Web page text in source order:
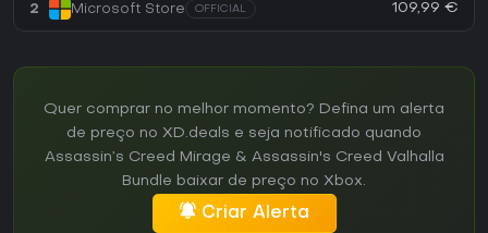
2 Microsoft Store OFFICIAL 109,99 €
Quer comprar no melhor momento? Defina um alerta
de preço no XD.deals e seja notificado quando
Assassin’s Creed Mirage & Assassin's Creed Valhalla
Bundle baixar de preço no Xbox.
Criar Alerta